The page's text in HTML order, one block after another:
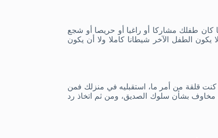
طفلك مشاركا أو راغبا أو حريصا أو شجع
الطفل الآخر شيطانا كاملا ولا أن يكون
قلقة من أمر ما، استقبليه في منزلك فمن
مخاوف بشأن سلوك الصديق، ومن ثم اتخاذ رد